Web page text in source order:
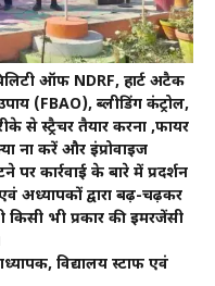
ऑफ NDRF, हार्ट अटैक
(FBAO), ब्लीडिंग कंट्रोल,
से स्ट्रैचर तैयार करना ,फायर
ना करें और इंप्रोवाइज
कार्रवाई के बारे में प्रदर्शन
अध्यापकों द्वारा बढ़-चढ़कर
भी प्रकार की इमरजेंसी
विद्यालय स्टाफ एवं